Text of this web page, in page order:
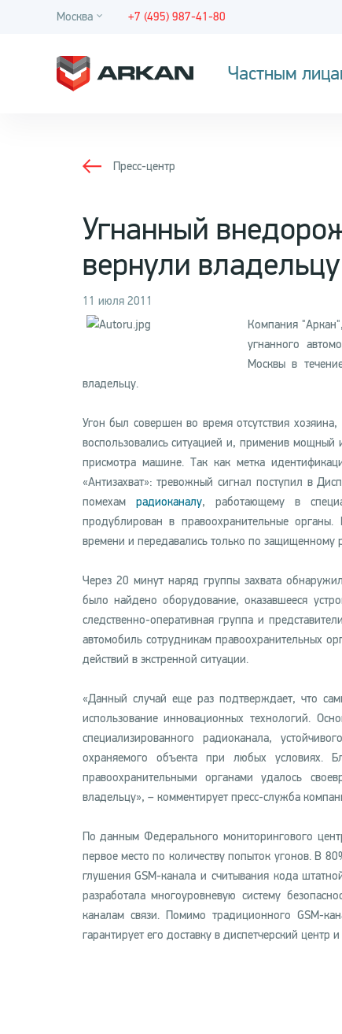
Москва +7 (495) 987-41-80
Частным
Пресс-центр
Угнанный
вернули
11 июля 2011
Компания
угнанного
Москвы в
владельцу.
Угон был совершен во время отсутствия
воспользовались ситуацией и, применив мощный
присмотра машине. Так как метка
«Антизахват»: тревожный сигнал поступил в
помехам радиоканалу, работающему в
продублирован в правоохранительные
времени и передавались только по защищенному
Через 20 минут наряд группы захвата
было найдено оборудование, оказавшееся
следственно-оперативная группа и
автомобиль сотрудникам правоохранительных
действий в экстренной ситуации.
«Данный случай еще раз подтверждает, что
использование инновационных технологий.
специализированного радиоканала,
охраняемого объекта при любых условиях.
правоохранительными органами удалось
владельцу», – комментирует пресс-служба
По данным Федерального мониторингового
первое место по количеству попыток угонов. В
глушения GSM-канала и считывания кода
разработала многоуровневую систему
каналам связи. Помимо традиционного GSM-
гарантирует его доставку в диспетчерский